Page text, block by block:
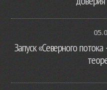
Запуск «Северного